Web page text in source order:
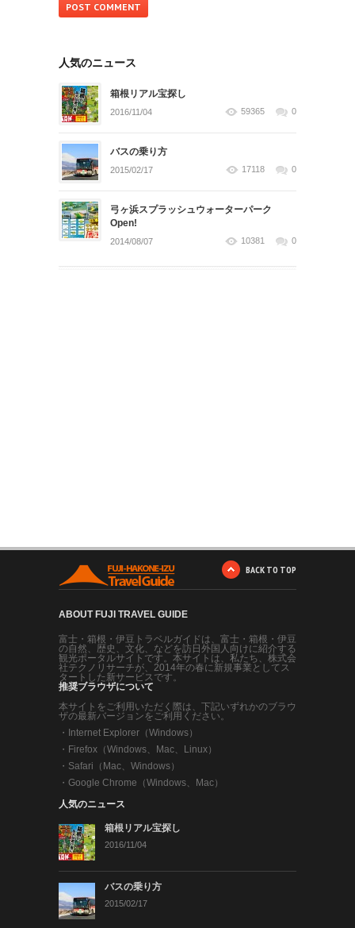
人気のニュース
箱根リアル宝探し
2016/11/04 59365 0
バスの乗り方
2015/02/17 17118 0
弓ヶ浜スプラッシュウォーターパーク
Open!
2014/08/07 10381 0
BACK TO TOP
ABOUT FUJI TRAVEL GUIDE
富士・箱根・伊豆トラベルガイドは、富士・箱根・伊豆
の自然、歴史、文化、などを訪日外国人向けに紹介する
観光ポータルサイトです。本サイトは、私たち、株式会
社テクノリサーチが、2014年の春に新規事業としてス
タートした新サービスです。
推奨ブラウザについて
本サイトをご利用いただく際は、下記いずれかのブラウ
ザの最新バージョンをご利用ください。
・
Internet Explorer（Windows）
・ Firefox（Windows、Mac、Linux）
・ Safari（Mac、Windows）
・ Google Chrome（Windows、Mac）
人気のニュース
箱根リアル宝探し
2016/11/04
バスの乗り方
2015/02/17